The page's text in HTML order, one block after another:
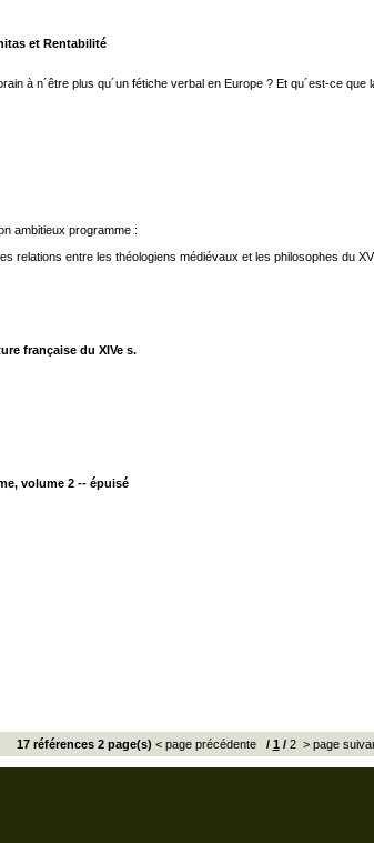
et Rentabilité
à n´être plus qu´un fétiche verbal en Europe ? Et qu´est-ce
ambitieux programme :
relations entre les théologiens médiévaux et les philosophes du
française du XIVe s.
volume 2 -- épuisé
17 références 2 page(s) < page précédente/ 1 /2 > page